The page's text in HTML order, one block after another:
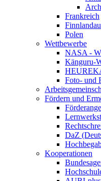
Frankreich
Polen
Wettbewerbe
NASA -
Känguru-
Foto- und
Fördern und
DaZ
Kooperationen